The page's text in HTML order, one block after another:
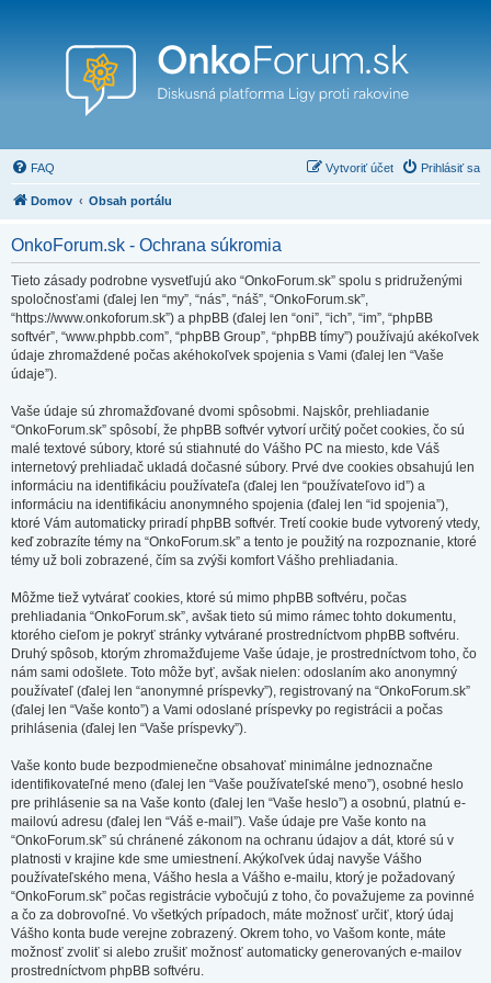
FAQ Prihlásiť sa
Vytvoriť účet
Domov Obsah portálu
OnkoForum.sk - Ochrana súkromia
Tieto zásady podrobne vysvetľujú ako “OnkoForum.sk” spolu s pridruženými
spoločnosťami (ďalej len “my”, “nás”, “náš”, “OnkoForum.sk”,
“https://www.onkoforum.sk”) a phpBB (ďalej len “oni”, “ich”, “im”, “phpBB
softvér”, “www.phpbb.com”, “phpBB Group”, “phpBB tímy”) používajú akékoľvek
údaje zhromaždené počas akéhokoľvek spojenia s Vami (ďalej len “Vaše
údaje”).
Vaše údaje sú zhromažďované dvomi spôsobmi. Najskôr, prehliadanie
“OnkoForum.sk” spôsobí, že phpBB softvér vytvorí určitý počet cookies, čo sú
malé textové súbory, ktoré sú stiahnuté do Vášho PC na miesto, kde Váš
internetový prehliadač ukladá dočasné súbory. Prvé dve cookies obsahujú len
informáciu na identifikáciu používateľa (ďalej len “používateľovo id”) a
informáciu na identifikáciu anonymného spojenia (ďalej len “id spojenia”),
ktoré Vám automaticky priradí phpBB softvér. Tretí cookie bude vytvorený vtedy,
keď zobrazíte témy na “OnkoForum.sk” a tento je použitý na rozpoznanie, ktoré
témy už boli zobrazené, čím sa zvýši komfort Vášho prehliadania.
Môžme tiež vytvárať cookies, ktoré sú mimo phpBB softvéru, počas
prehliadania “OnkoForum.sk”, avšak tieto sú mimo rámec tohto dokumentu,
ktorého cieľom je pokryť stránky vytvárané prostredníctvom phpBB softvéru.
Druhý spôsob, ktorým zhromažďujeme Vaše údaje, je prostredníctvom toho, čo
nám sami odošlete. Toto môže byť, avšak nielen: odoslaním ako anonymný
používateľ (ďalej len “anonymné príspevky”), registrovaný na “OnkoForum.sk”
(ďalej len “Vaše konto”) a Vami odoslané príspevky po registrácii a počas
prihlásenia (ďalej len “Vaše príspevky”).
Vaše konto bude bezpodmienečne obsahovať minimálne jednoznačne
identifikovateľné meno (ďalej len “Vaše používateľské meno”), osobné heslo
pre prihlásenie sa na Vaše konto (ďalej len “Vaše heslo”) a osobnú, platnú e-
mailovú adresu (ďalej len “Váš e-mail”). Vaše údaje pre Vaše konto na
“OnkoForum.sk” sú chránené zákonom na ochranu údajov a dát, ktoré sú v
platnosti v krajine kde sme umiestnení. Akýkoľvek údaj navyše Vášho
používateľského mena, Vášho hesla a Vášho e-mailu, ktorý je požadovaný
“OnkoForum.sk” počas registrácie vybočujú z toho, čo považujeme za povinné
a čo za dobrovoľné. Vo všetkých prípadoch, máte možnosť určiť, ktorý údaj
Vášho konta bude verejne zobrazený. Okrem toho, vo Vašom konte, máte
možnosť zvoliť si alebo zrušiť možnosť automaticky generovaných e-mailov
prostredníctvom phpBB softvéru.